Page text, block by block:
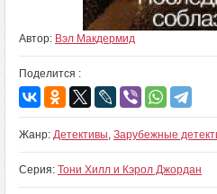
Автор: Вэл Макдермид
Поделится :
Жанр: Детективы, Зарубежные
Серия: Тони Хилл и Кэрол Джордан